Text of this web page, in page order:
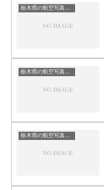
栃木県の航空写真・空中写真
栃木県の航空写真・空中写真
栃木県の航空写真・空中写真